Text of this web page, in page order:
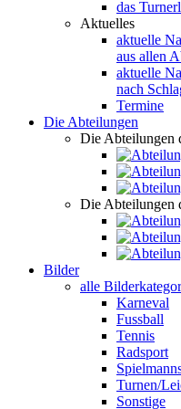
das
Aktuelles
aktuelle
aus allen
aktuelle
nach
Termine
Die Abteilungen
Die Abteilungen
Die Abteilungen
Bilder
alle
Karneval
Fussball
Tennis
Radsport
Turnen/
Sonstige